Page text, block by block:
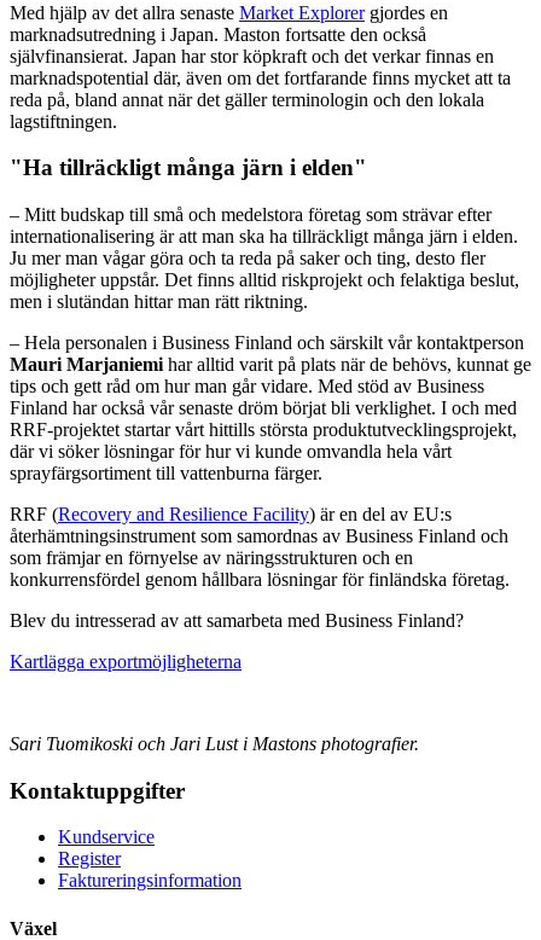
Med hjälp av det allra senaste Market Explorergjordes en
marknadsutredning i Japan. Maston fortsatte den också
självfinansierat. Japan har stor köpkraft och det verkar finnas en
marknadspotential där, även om det fortfarande finns mycket att ta
reda på, bland annat när det gäller terminologin och den lokala
lagstiftningen.
"Ha tillräckligt många järn i elden"
– Mitt budskap till små och medelstora företag som strävar efter
internationalisering är att man ska ha tillräckligt många järn i elden.
Ju mer man vågar göra och ta reda på saker och ting, desto fler
möjligheter uppstår. Det finns alltid riskprojekt och felaktiga beslut,
men i slutändan hittar man rätt riktning.
– Hela personalen i Business Finland och särskilt vår kontaktperson
Mauri Marjaniemi har alltid varit på plats när de behövs, kunnat ge
tips och gett råd om hur man går vidare. Med stöd av Business
Finland har också vår senaste dröm börjat bli verklighet. I och med
RRF-projektet startar vårt hittills största produktutvecklingsprojekt,
där vi söker lösningar för hur vi kunde omvandla hela vårt
sprayfärgsortiment till vattenburna färger.
RRF (Recovery and Resilience Facility) är en del av EU:s
återhämtningsinstrument som samordnas av Business Finland och
som främjar en förnyelse av näringsstrukturen och en
konkurrensfördel genom hållbara lösningar för finländska företag.
Blev du intresserad av att samarbeta med Business Finland?
Kartlägga exportmöjligheterna
Sari Tuomikoski och Jari Lust i Mastons photografier.
Kontaktuppgifter
Kundservice
Register
Faktureringsinformation
Växel